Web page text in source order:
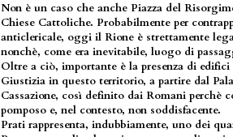
Non è un caso che anche Piazza del
Chiese Cattoliche. Probabilmente per
anticlericale, oggi il Rione è strettamente
nonchè, come era inevitabile, luogo di
Oltre a ciò, importante è la presenza di
Giustizia in questo territorio, a partire dal
Cassazione, così definito dai Romani perchè
pomposo e, nel contesto, non soddisfacente.
Prati rappresenta, indubbiamente, uno dei